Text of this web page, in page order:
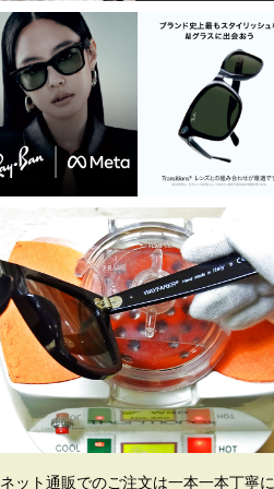
ネット通販でのご注文は一本一本丁寧に